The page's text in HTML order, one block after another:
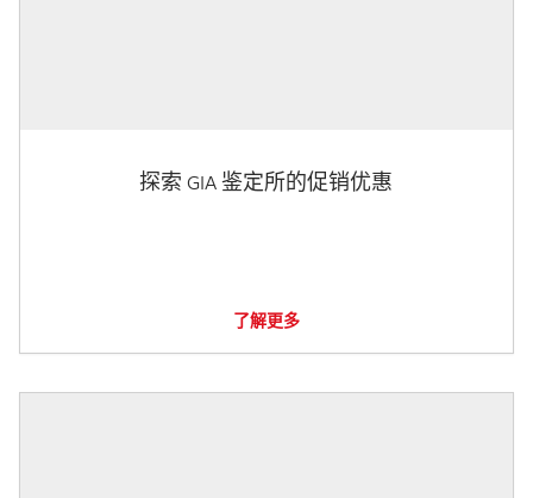
探索 GIA 鉴定所的促销优惠
了解更多